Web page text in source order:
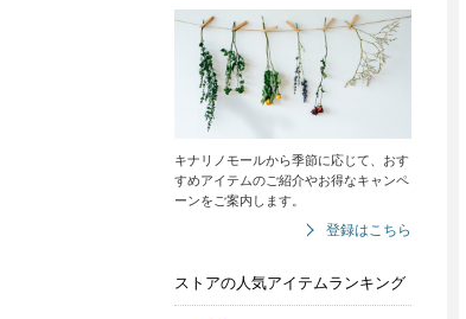
キナリノモールから季節に応じて、おす
すめアイテムのご紹介やお得なキャンペ
ーンをご案内します。
登録はこちら
ストアの人気アイテムランキング